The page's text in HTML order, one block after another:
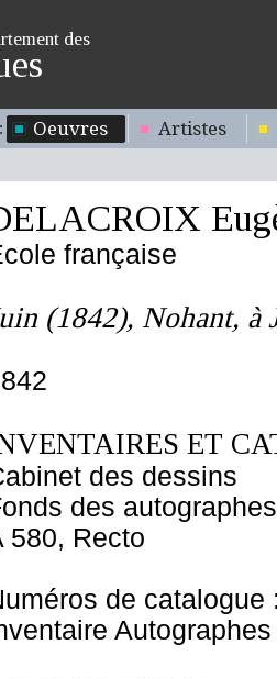
des
Oeuvres Artistes
française
(1842), Nohant, à
ET
des dessins
des autographes
580, Recto
de catalogue